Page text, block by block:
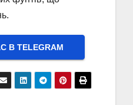
ТELEGRAM